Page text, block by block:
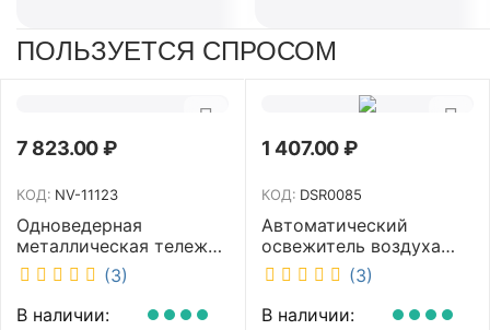
ПОЛЬЗУЕТСЯ СПРОСОМ
7 823.00₽
КОД: NV-11123
Одноведерная
металлическая тележка
с отжимом и корзинкой
под химию NV 23 л NV-
11123
(3)
В наличии:
1 407.00₽
КОД: DSR0085
Автоматический
освежитель воздуха
DISCOVER белый
DSR0085
(3)
В наличии: